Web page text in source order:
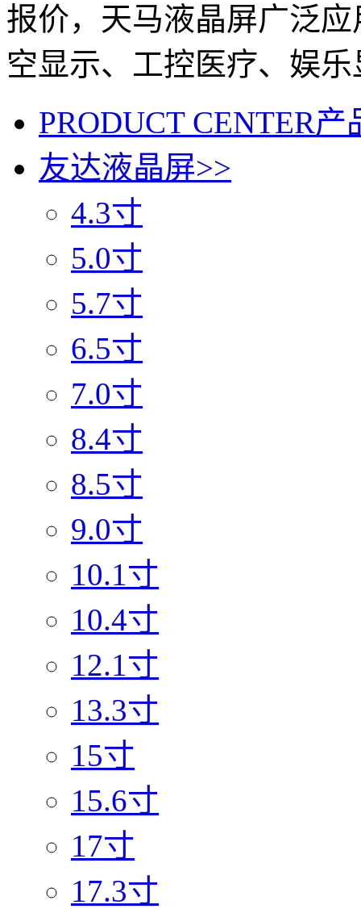
报价，天马液晶屏广泛
空显示、工控医疗、娱
PRODUCT CENTER产
友达液晶屏>>
4.3寸
5.0寸
5.7寸
6.5寸
7.0寸
8.4寸
8.5寸
9.0寸
10.1寸
10.4寸
12.1寸
13.3寸
15寸
15.6寸
17寸
17.3寸